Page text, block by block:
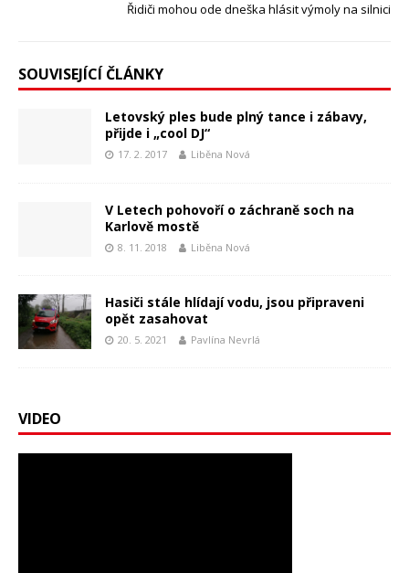
Řidiči mohou ode dneška hlásit výmoly na silnici
SOUVISEJÍCÍ ČLÁNKY
Letovský ples bude plný tance i zábavy,
přijde i „cool DJ“
17. 2. 2017 Liběna Nová
V Letech pohovoří o záchraně soch na
Karlově mostě
8. 11. 2018 Liběna Nová
Hasiči stále hlídají vodu, jsou připraveni
opět zasahovat
20. 5. 2021 Pavlína Nevrlá
VIDEO